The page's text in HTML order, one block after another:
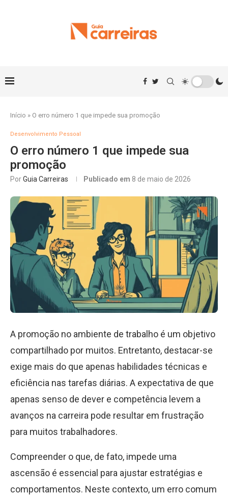
Início » O erro número 1 que impede sua promoção
Desenvolvimento Pessoal
O erro número 1 que impede sua
promoção
PorGuia Carreiras Publicado em 8 de maio de 2026
A promoção no ambiente de trabalho é um objetivo
compartilhado por muitos. Entretanto, destacar-se
exige mais do que apenas habilidades técnicas e
eficiência nas tarefas diárias. A expectativa de que
apenas senso de dever e competência levem a
avanços na carreira pode resultar em frustração
para muitos trabalhadores.
Compreender o que, de fato, impede uma
ascensão é essencial para ajustar estratégias e
comportamentos. Neste contexto, um erro comum